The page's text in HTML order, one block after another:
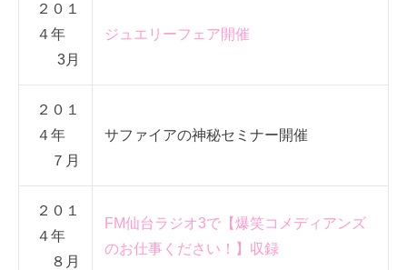
２０１
４年
3月
ジュエリーフェア開催
２０１
４年
７月
サファイアの神秘セミナー開催
２０１
４年
８月
FM仙台ラジオ3で【爆笑コメディアンズ
のお仕事ください！】収録